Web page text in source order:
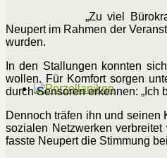
„Zu viel
Neupert im Rahmen der
wurden.
In den Stallungen konnten
wollen. Für Komfort sorgen
durch Sensoren erkennen: „Ich
Dennoch träfen ihn und seinen
sozialen Netzwerken
fasste Neupert die Stimmung